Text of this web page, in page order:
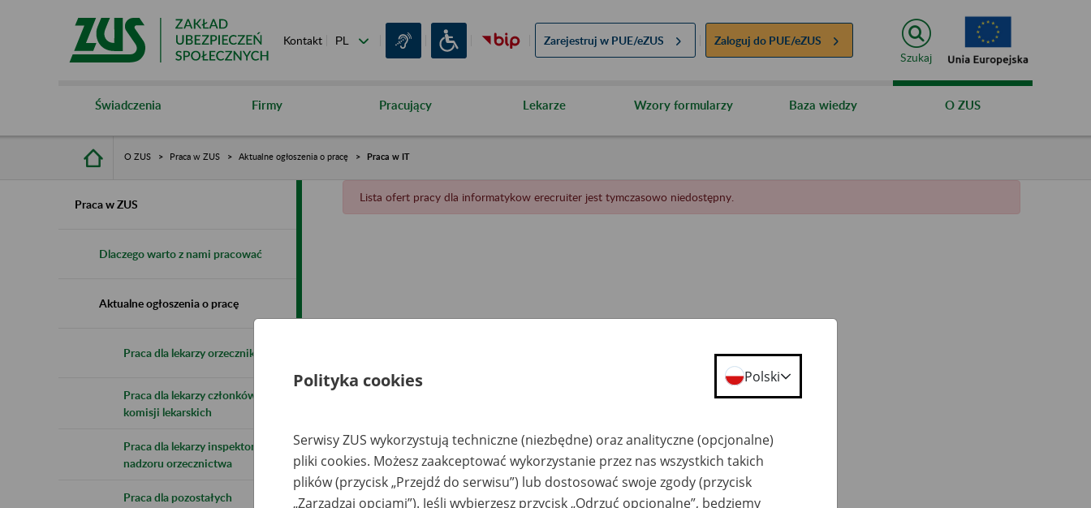
Kontakt Zarejestruj w PUE/eZUS Zaloguj do PUE/eZUS
Szukaj
Świadczenia Firmy Pracujący Lekarze Wzory formularzy Baza wiedzy O ZUS
O ZUS Praca w ZUS Aktualne ogłoszenia o pracę Praca w IT
Praca w ZUS
Dlaczego warto z nami pracować
Aktualne ogłoszenia o pracę
Praca dla lekarzy orzeczników
Praca dla lekarzy członków
komisji lekarskich
Praca dla lekarzy inspektorów
nadzoru orzecznictwa
Praca dla pozostałych
Lista ofert pracy dla informatykow erecruiter jest tymczasowo niedostępny.
Polityka cookies Polski
Serwisy ZUS wykorzystują techniczne (niezbędne) oraz analityczne (opcjonalne)
pliki cookies. Możesz zaakceptować wykorzystanie przez nas wszystkich takich
plików (przycisk „Przejdź do serwisu”) lub dostosować swoje zgody (przycisk
„Zarządzaj opcjami”). Jeśli wybierzesz przycisk „Odrzuć opcjonalne”, będziemy